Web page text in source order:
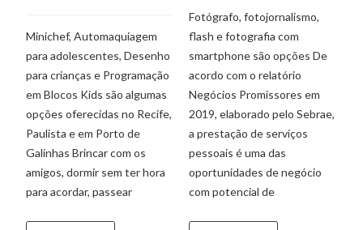
Minichef, Automaquiagem
para adolescentes, Desenho
para crianças e Programação
em Blocos Kids são algumas
opções oferecidas no Recife,
Paulista e em Porto de
Galinhas Brincar com os
amigos, dormir sem ter hora
para acordar, passear
Fotógrafo, fotojornalismo,
flash e fotografia com
smartphone são opções De
acordo com o relatório
Negócios Promissores em
2019, elaborado pelo Sebrae,
a prestação de serviços
pessoais é uma das
oportunidades de negócio
com potencial de